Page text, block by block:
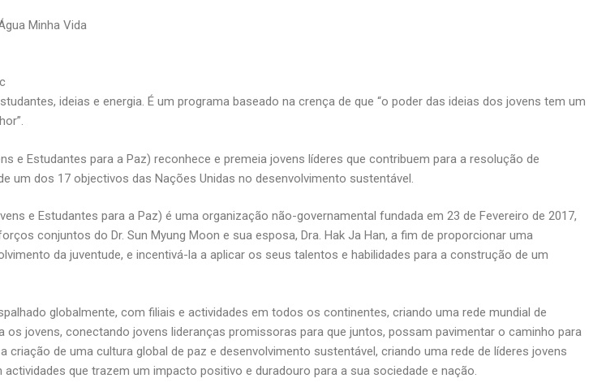
Minha Vida
ideias e energia. É um programa baseado na crença de que “o poder das ideias dos jovens tem um
e Estudantes para a Paz) reconhece e premeia jovens líderes que contribuem para a resolução de
um dos 17 objectivos das Nações Unidas no desenvolvimento sustentável.
e Estudantes para a Paz) é uma organização não-governamental fundada em 23 de Fevereiro de 2017,
conjuntos do Dr. Sun Myung Moon e sua esposa, Dra. Hak Ja Han, a fim de proporcionar uma
da juventude, e incentivá-la a aplicar os seus talentos e habilidades para a construção de um
globalmente, com filiais e actividades em todos os continentes, criando uma rede mundial de
os jovens, conectando jovens lideranças promissoras para que juntos, possam pavimentar o caminho para
criação de uma cultura global de paz e desenvolvimento sustentável, criando uma rede de líderes jovens
que trazem um impacto positivo e duradouro para a sua sociedade e nação.